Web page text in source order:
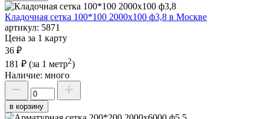
Кладочная сетка 100*100 2000х100 ф3,8 в Москве
артикул: 5871
Цена за 1 карту
36 ₽
181 ₽ (за 1 метр2)
Наличие: много
в корзину